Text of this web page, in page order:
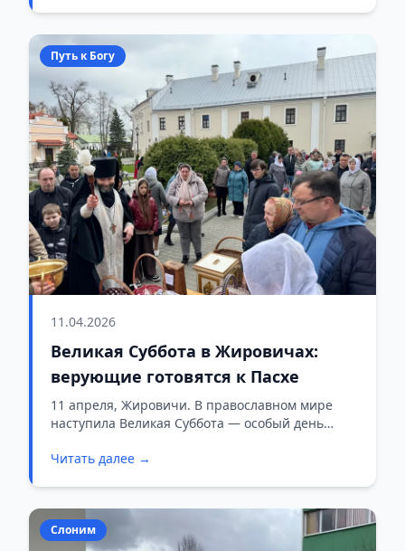
Путь к Богу
11.04.2026
Великая Суббота в Жировичах:
верующие готовятся к Пасхе
11 апреля, Жировичи. В православном мире
наступила Великая Суббота — особый день
Христова Воскресения.
Читать далее →
Слоним